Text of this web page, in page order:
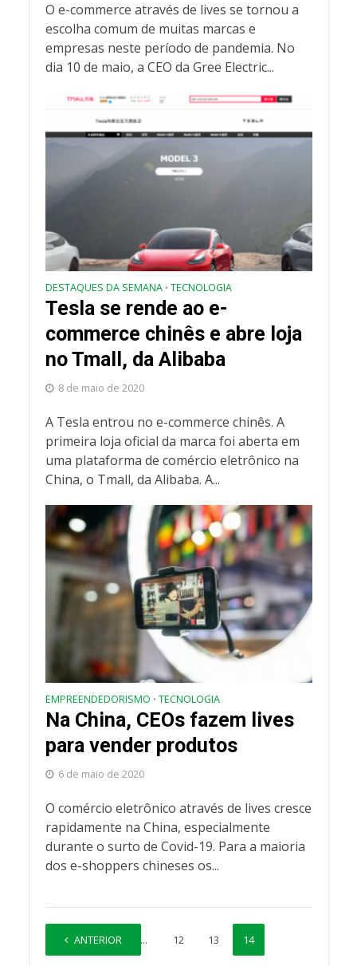
O e-commerce através de lives se tornou a
escolha comum de muitas marcas e
empresas neste período de pandemia. No
dia 10 de maio, a CEO da Gree Electric...
DESTAQUES DA SEMANA • TECNOLOGIA
Tesla se rende ao e-
commerce chinês e abre loja
no Tmall, da Alibaba
8 de maio de 2020
A Tesla entrou no e-commerce chinês. A
primeira loja oficial da marca foi aberta em
uma plataforma de comércio eletrônico na
China, o Tmall, da Alibaba. A...
EMPREENDEDORISMO • TECNOLOGIA
Na China, CEOs fazem lives
para vender produtos
6 de maio de 2020
O comércio eletrônico através de lives cresce
rapidamente na China, especialmente
durante o surto de Covid-19. Para a maioria
dos e-shoppers chineses os...
ANTERIOR
1 … 12 13 14